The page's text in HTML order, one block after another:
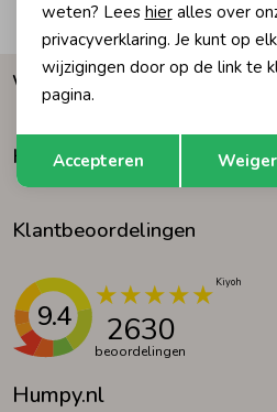
Zomeraccessoires
Kledingaccessoires
Leggings
Boxpakjes
Ondergoed
Regenkleding &-laarzen
Automatisch
Humpy.nl
Waarom Humpy?
Klantenservice
Klantbeoordelingen
9.4 2630
beoordelingen
Terug
weten? Lees hieralles over
privacyverklaring. Je kunt op
wijzigingen door op de link te
pagina.
Accepteren